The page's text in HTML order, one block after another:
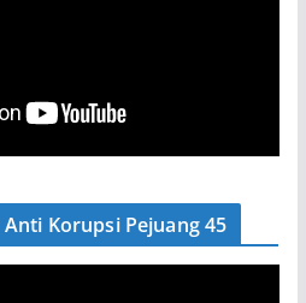
Korupsi Pejuang 45